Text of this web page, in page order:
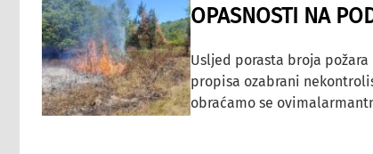
OPASNOSTI NA
Usljed porasta broja
propisa ozabrani
obraćamo se